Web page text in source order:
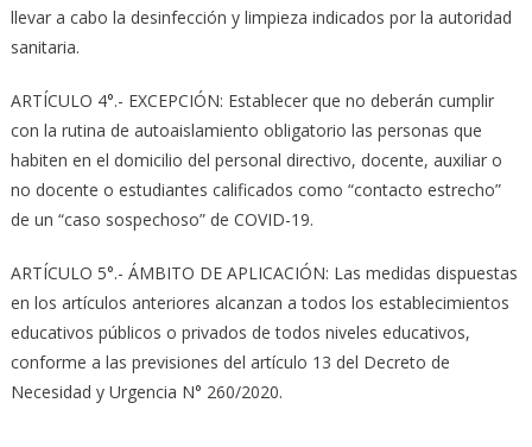
llevar a cabo la desinfección y limpieza indicados por la autoridad
sanitaria.
ARTÍCULO 4°.- EXCEPCIÓN: Establecer que no deberán cumplir
con la rutina de autoaislamiento obligatorio las personas que
habiten en el domicilio del personal directivo, docente, auxiliar o
no docente o estudiantes calificados como “contacto estrecho”
de un “caso sospechoso” de COVID-19.
ARTÍCULO 5°.- ÁMBITO DE APLICACIÓN: Las medidas dispuestas
en los artículos anteriores alcanzan a todos los establecimientos
educativos públicos o privados de todos niveles educativos,
conforme a las previsiones del artículo 13 del Decreto de
Necesidad y Urgencia N° 260/2020.